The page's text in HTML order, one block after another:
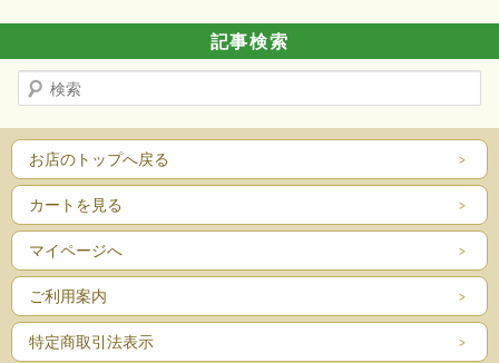
記事検索
索
お店のトップへ戻る
カートを見る
マイページへ
ご利用案内
特定商取引法表示